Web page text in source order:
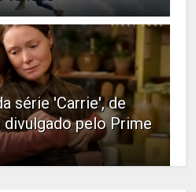
série 'Carrie', de
divulgado pelo Prime